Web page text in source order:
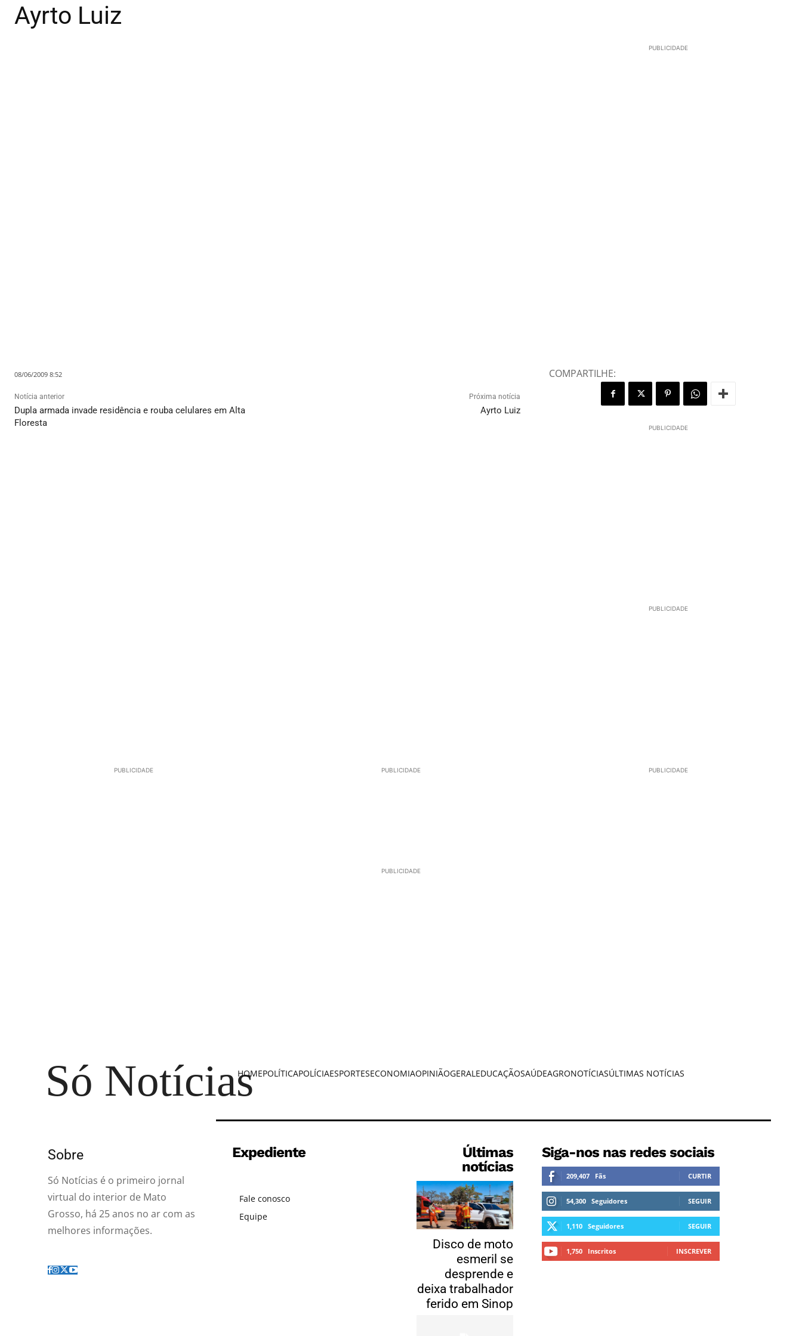
Ayrto Luiz
PUBLICIDADE
08/06/2009 8:52
Notícia anterior
Dupla armada invade residência e rouba celulares em Alta
Floresta
Próxima notícia
Ayrto Luiz
COMPARTILHE:
PUBLICIDADE
PUBLICIDADE
PUBLICIDADE PUBLICIDADE PUBLICIDADE
PUBLICIDADE
Só Notícias
HOMEPOLÍTICAPOLÍCIAESPORTESECONOMIAOPINIÃOGERALEDUCAÇÃOSAÚDEAGRONOTÍCIASÚLTIMAS NOTÍCIAS
Sobre
Só Notícias é o primeiro jornal
virtual do interior de Mato
Grosso, há 25 anos no ar com as
melhores informações.
Expediente
Fale conosco
Equipe
Últimas
notícias
Disco de moto
esmeril se
desprende e
deixa trabalhador
ferido em Sinop
Siga-nos nas redes sociais
209,407 Fãs CURTIR
54,300 Seguidores SEGUIR
1,110 Seguidores SEGUIR
1,750 Inscritos INSCREVER